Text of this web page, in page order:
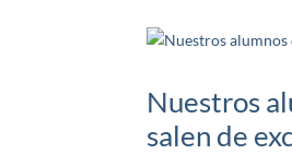
Nuestros
salen de